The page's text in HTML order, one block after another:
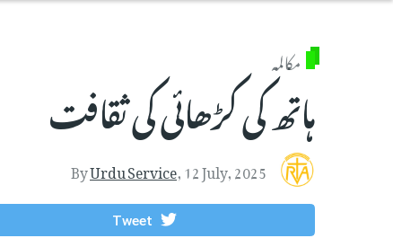
مکالمہ
ہاتھ کی کڑھائی کی ثقافت
ByUrdu Service,12 July, 2025
Tweet